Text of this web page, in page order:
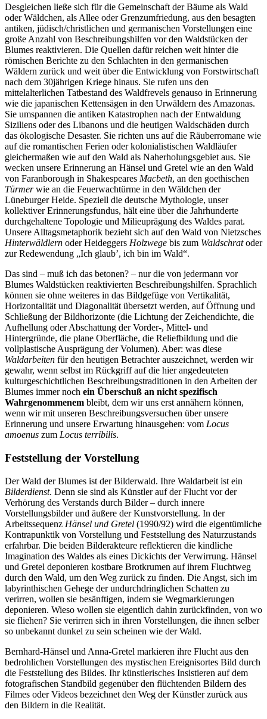
Desgleichen ließe sich für die Gemeinschaft der Bäume als Wald
oder Wäldchen, als Allee oder Grenzumfriedung, aus den besagten
antiken, jüdisch/christlichen und germanischen Vorstellungen eine
große Anzahl von Beschreibungshilfen vor den Waldstücken der
Blumes reaktivieren. Die Quellen dafür reichen weit hinter die
römischen Berichte zu den Schlachten in den germanischen
Wäldern zurück und weit über die Entwicklung von Forstwirtschaft
nach dem 30jährigen Kriege hinaus. Sie rufen uns den
mittelalterlichen Tatbestand des Waldfrevels genauso in Erinnerung
wie die japanischen Kettensägen in den Urwäldern des Amazonas.
Sie umspannen die antiken Katastrophen nach der Entwaldung
Siziliens oder des Libanons und die heutigen Waldschäden durch
das ökologische Desaster. Sie richten uns auf die Räuberromane wie
auf die romantischen Ferien oder kolonialistischen Waldläufer
gleichermaßen wie auf den Wald als Naherholungsgebiet aus. Sie
wecken unsere Erinnerung an Hänsel und Gretel wie an den Wald
von Faranborough in Shakespeares Macbeth, an den goethischen
Türmerwie an die Feuerwachtürme in den Wäldchen der
Lüneburger Heide. Speziell die deutsche Mythologie, unser
kollektiver Erinnerungsfundus, hält eine über die Jahrhunderte
durchgehaltene Topologie und Milieuprägung des Waldes parat.
Unsere Alltagsmetaphorik bezieht sich auf den Wald von Nietzsches
Hinterwäldlern oder Heideggers Holzwege bis zum Waldschratoder
zur Redewendung „Ich glaub’, ich bin im Wald“.
Das sind – muß ich das betonen? – nur die von jedermann vor
Blumes Waldstücken reaktivierten Beschreibungshilfen. Sprachlich
können sie ohne weiteres in das Bildgefüge von Vertikalität,
Horizontalität und Diagonalität übersetzt werden, auf Öffnung und
Schließung der Bildhorizonte (die Lichtung der Zeichendichte, die
Aufhellung oder Abschattung der Vorder-, Mittel- und
Hintergründe, die plane Oberfläche, die Reliefbildung und die
vollplastische Ausprägung der Volumen). Aber: was diese
Waldarbeiten für den heutigen Betrachter auszeichnet, werden wir
gewahr, wenn selbst im Rückgriff auf die hier angedeuteten
kulturgeschichtlichen Beschreibungstraditionen in den Arbeiten der
Blumes immer noch ein Überschuß an nicht spezifisch
Wahrgenommenem bleibt, dem wir uns erst annähern können,
wenn wir mit unseren Beschreibungsversuchen über unsere
Erinnerung und unsere Erwartung hinausgehen: vom Locus
amoenus zum Locus terribilis.
Feststellung der Vorstellung
Der Wald der Blumes ist der Bilderwald. Ihre Waldarbeit ist ein
Bilderdienst. Denn sie sind als Künstler auf der Flucht vor der
Verhörung des Verstands durch Bilder – durch innere
Vorstellungsbilder und äußere der Kunstvorstellung. In der
Arbeitssequenz Hänsel und Gretel (1990/92) wird die eigentümliche
Kontrapunktik von Vorstellung und Feststellung des Naturzustands
erfahrbar. Die beiden Bilderakteure reflektieren die kindliche
Imagination des Waldes als eines Dickichts der Verwirrung. Hänsel
und Gretel deponieren kostbare Brotkrumen auf ihrem Fluchtweg
durch den Wald, um den Weg zurück zu finden. Die Angst, sich im
labyrinthischen Gehege der undurchdringlichen Schatten zu
verirren, wollen sie besänftigen, indem sie Wegmarkierungen
deponieren. Wieso wollen sie eigentlich dahin zurückfinden, von wo
sie fliehen? Sie verirren sich in ihren Vorstellungen, die ihnen selber
so unbekannt dunkel zu sein scheinen wie der Wald.
Bernhard-Hänsel und Anna-Gretel markieren ihre Flucht aus den
bedrohlichen Vorstellungen des mystischen Ereignisortes Bild durch
die Feststellung des Bildes. Ihr künstlerisches Insistieren auf dem
fotografischen Standbild gegenüber den flüchtenden Bildern des
Filmes oder Videos bezeichnet den Weg der Künstler zurück aus
den Bildern in die Realität.